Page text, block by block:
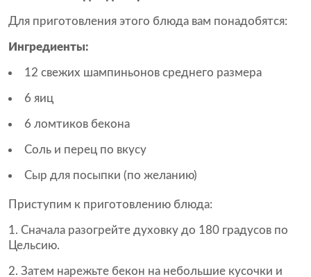
Для приготовления этого блюда вам понадобятся:
Ингредиенты:
12 свежих шампиньонов среднего размера
6 яиц
6 ломтиков бекона
Соль и перец по вкусу
Сыр для посыпки (по желанию)
Приступим к приготовлению блюда:
Сначала разогрейте духовку до 180 градусов по
Цельсию.
Затем нарежьте бекон на небольшие кусочки и